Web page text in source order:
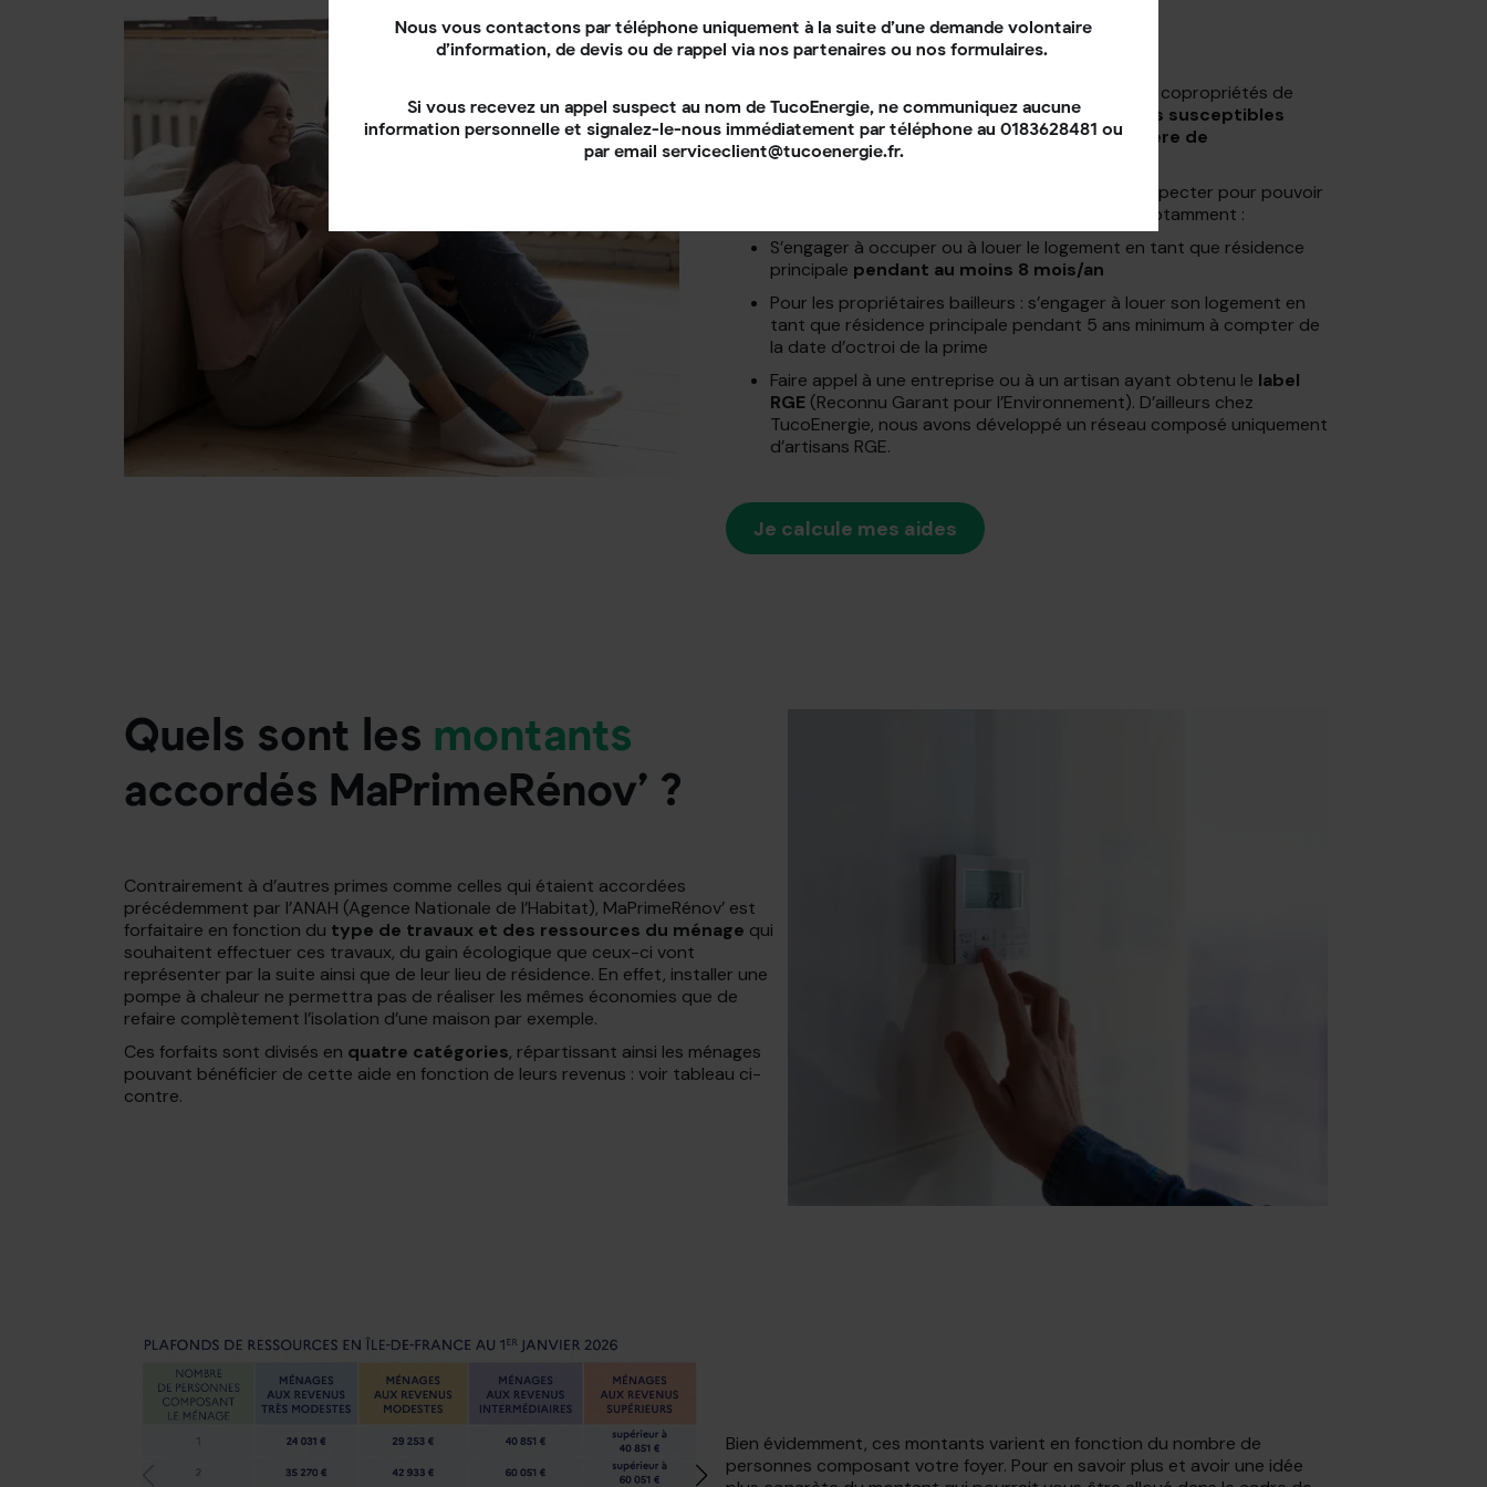
aide de l'Etat ?
MaPrimeRénov’ est destinée aux propriétaires ou aux copropriétés de
plus de quinze ans, car ce sont les logements
les plus susceptibles
d’avoir besoin d’une remise aux normes en matière de
consommation et de performance énergétique.
Attention cependant, il y a certaines conditions à respecter pour pouvoir
faire partie des ménages éligibles à MaPrimeRénov’, notamment :
S’engager à occuper ou à louer le logement en tant que résidence
principale pendant au moins 8 mois/an
Pour les propriétaires bailleurs : s’engager à louer son logement en
tant que résidence principale pendant 5 ans minimum à compter de
la date d’octroi de la prime
Faire appel à une entreprise ou à un artisan ayant obtenu le label
RGE (Reconnu Garant pour l’Environnement). D’ailleurs chez
TucoEnergie, nous avons développé un réseau composé uniquement
d’artisans RGE.
Je calcule mes aides
Quels sont les montants
accordés MaPrimeRénov’ ?
Contrairement à d’autres primes comme celles qui étaient accordées
précédemment par l’ANAH (Agence Nationale de l’Habitat), MaPrimeRénov’ est
forfaitaire en fonction du type de travaux et des ressources du ménage qui
souhaitent effectuer ces travaux, du gain écologique que ceux-ci vont
représenter par la suite ainsi que de leur lieu de résidence. En effet, installer une
pompe à chaleur ne permettra pas de réaliser les mêmes économies que de
refaire complètement l’isolation d’une maison par exemple.
Ces forfaits sont divisés en quatre catégories, répartissant ainsi les ménages
pouvant bénéficier de cette aide en fonction de leurs revenus : voir tableau ci-
contre.
Bien évidemment, ces montants varient en fonction du nombre de
personnes composant votre foyer. Pour en savoir plus et avoir une idée
.
Nous vous contactons par téléphone uniquement à la suite d’une demande volontaire
d’information, de devis ou de rappel via nos partenaires ou nos formulaires.
Si vous recevez un appel suspect au nom de TucoEnergie, ne communiquez aucune
information personnelle et signalez-le-nous immédiatement par téléphone au 0183628481 ou
par email serviceclient@tucoenergie.fr.